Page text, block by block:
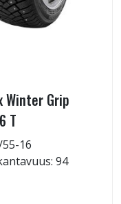
Winter Grip
T
16
94